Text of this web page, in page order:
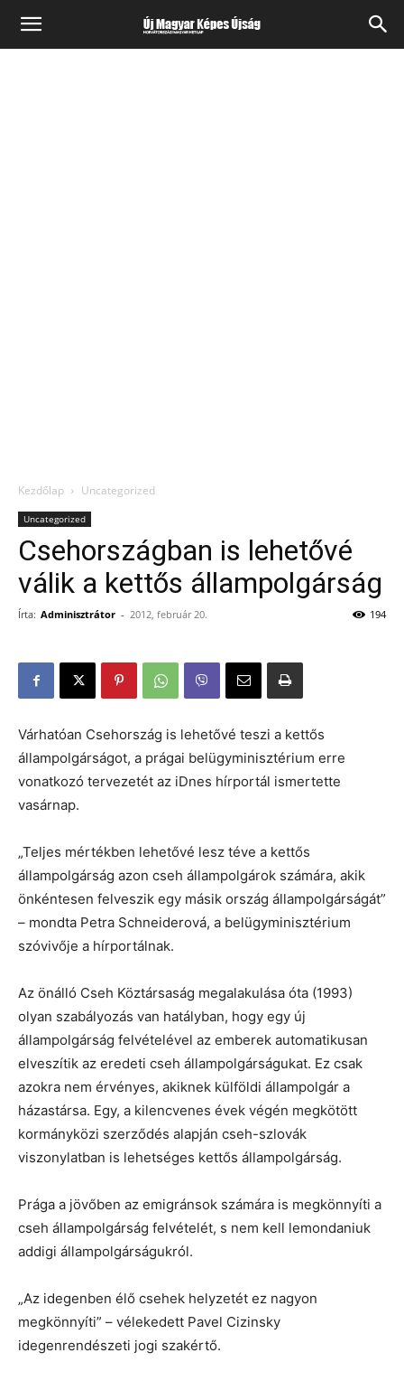
Kezdőlap Uncategorized
Uncategorized
Csehországban is lehetővé
válik a kettős állampolgárság
Írta: Adminisztrátor - 2012, február 20. 194
Várhatóan Csehország is lehetővé teszi a kettős
állampolgárságot, a prágai belügyminisztérium erre
vonatkozó tervezetét az iDnes hírportál ismertette
vasárnap.
„Teljes mértékben lehetővé lesz téve a kettős
állampolgárság azon cseh állampolgárok számára, akik
önkéntesen felveszik egy másik ország állampolgárságát”
– mondta Petra Schneiderová, a belügyminisztérium
szóvivője a hírportálnak.
Az önálló Cseh Köztársaság megalakulása óta (1993)
olyan szabályozás van hatályban, hogy egy új
állampolgárság felvételével az emberek automatikusan
elveszítik az eredeti cseh állampolgárságukat. Ez csak
azokra nem érvényes, akiknek külföldi állampolgár a
házastársa. Egy, a kilencvenes évek végén megkötött
kormányközi szerződés alapján cseh-szlovák
viszonylatban is lehetséges kettős állampolgárság.
Prága a jövőben az emigránsok számára is megkönnyíti a
cseh állampolgárság felvételét, s nem kell lemondaniuk
addigi állampolgárságukról.
„Az idegenben élő csehek helyzetét ez nagyon
megkönnyíti” – vélekedett Pavel Cizinsky
idegenrendészeti jogi szakértő.